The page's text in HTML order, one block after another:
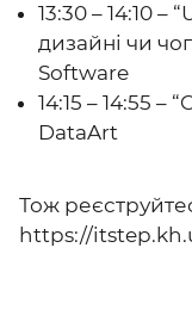
13:30 – 14:10 –
дизайні чи
Software
14:15 – 14:55 –
DataArt
Тож
https://